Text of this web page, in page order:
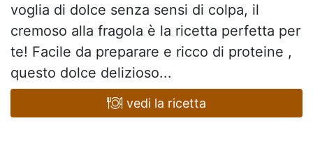
voglia di dolce senza sensi di colpa, il
cremoso alla fragola è la ricetta perfetta per
te! Facile da preparare e ricco di proteine ,
questo dolce delizioso...
vedi la ricetta